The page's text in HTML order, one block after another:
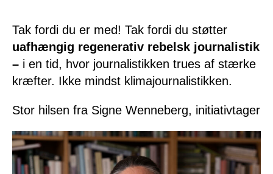
Tak fordi du er med! Tak fordi du støtter
uafhængig regenerativ rebelsk journalistik
– i en tid, hvor journalistikken trues af stærke
kræfter. Ikke mindst klimajournalistikken.
Stor hilsen fra Signe Wenneberg, initiativtager